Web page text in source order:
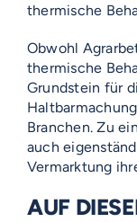
thermische
Obwohl
thermische
Grundstein für
Branchen. Zu
auch
Vermarktung
AUF